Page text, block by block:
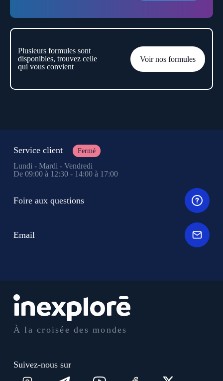
Plusieurs formules sont
disponibles, trouvez celle
qui vous convient
Voir nos formules
À la croisée des mondes
Suivez-nous sur
Service client Fermé
Lundi - Mardi - Vendredi
De 09:00 à 12:30 - 14:00 à 17:00
Foire aux questions
Email